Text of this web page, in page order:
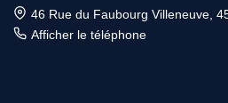
46 Rue du Faubourg Villeneuve,
Afficher le téléphone